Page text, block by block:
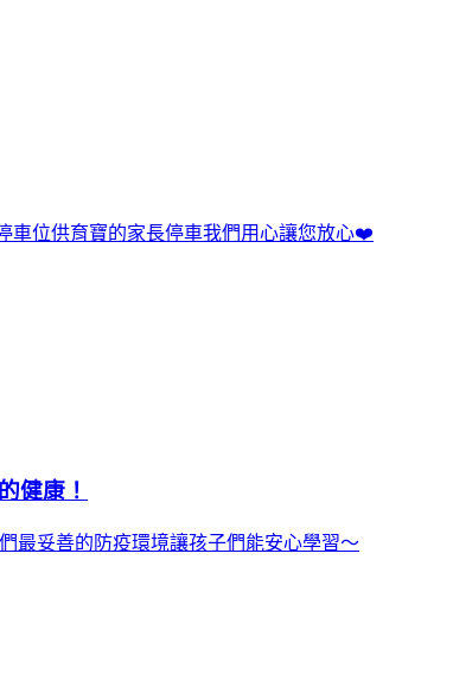
車位供育寶的家長停車我們用心讓您放心❤️
健康！
最妥善的防疫環境讓孩子們能安心學習～